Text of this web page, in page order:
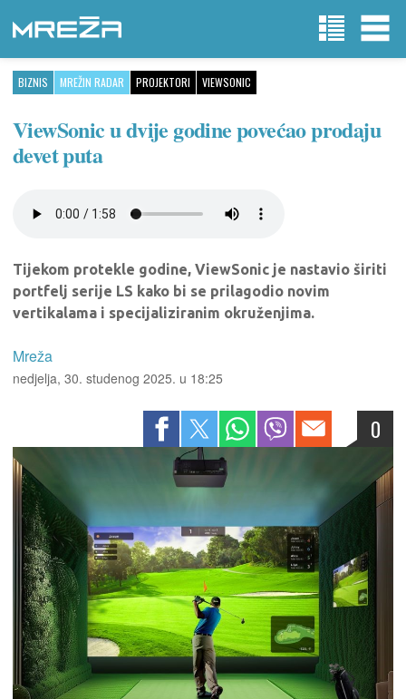
BIZNIS MREŽIN RADAR PROJEKTORI VIEWSONIC
ViewSonic u dvije godine povećao prodaju
devet puta
Tijekom protekle godine, ViewSonic je nastavio širiti
portfelj serije LS kako bi se prilagodio novim
vertikalama i specijaliziranim okruženjima.
Mreža
nedjelja, 30. studenog 2025. u 18:25
0